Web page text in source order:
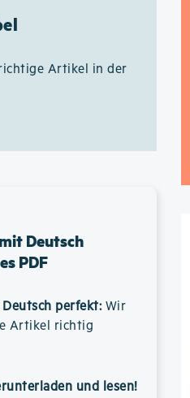
Artikel in der
Deutsch
PDF
perfekt: Wir
Artikel richtig
und lesen!